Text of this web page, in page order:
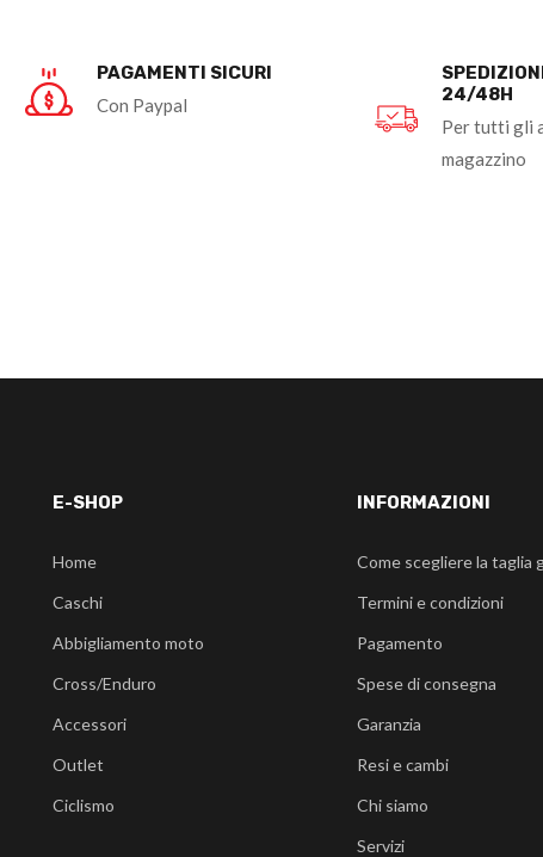
PAGAMENTI SICURI
Con Paypal
24/48H
Per tutti gli
magazzino
E-SHOP
Home
Caschi
Abbigliamento moto
Cross/Enduro
Accessori
Outlet
Ciclismo
INFORMAZIONI
Come scegliere la taglia
Termini e condizioni
Pagamento
Spese di consegna
Garanzia
Resi e cambi
Chi siamo
Servizi